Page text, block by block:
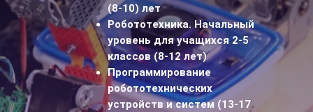
(8-10) лет
Робототехника. Начальный
уровень для учащихся 2-5
классов (8-12 лет)
Программирование
робототехнических
устройств и систем (13-17